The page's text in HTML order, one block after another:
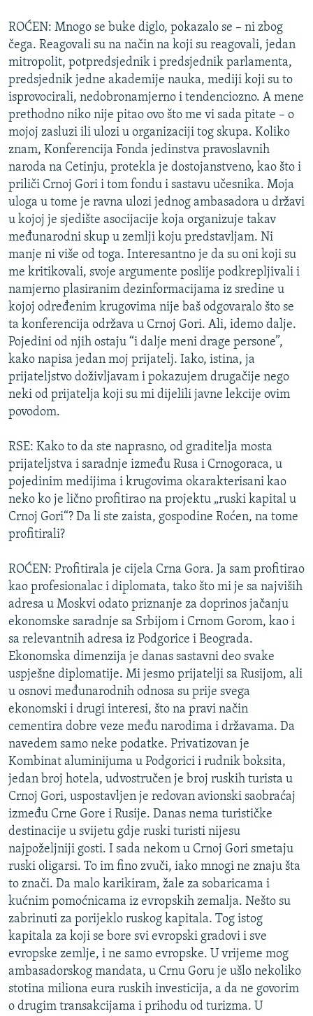
ROĆEN: Mnogo se buke diglo, pokazalo se – ni zbog
čega. Reagovali su na način na koji su reagovali, jedan
mitropolit, potpredsjednik i predsjednik parlamenta,
predsjednik jedne akademije nauka, mediji koji su to
isprovocirali, nedobronamjerno i tendenciozno. A mene
prethodno niko nije pitao ovo što me vi sada pitate – o
mojoj zasluzi ili ulozi u organizaciji tog skupa. Koliko
znam, Konferencija Fonda jedinstva pravoslavnih
naroda na Cetinju, protekla je dostojanstveno, kao što i
priliči Crnoj Gori i tom fondu i sastavu učesnika. Moja
uloga u tome je ravna ulozi jednog ambasadora u državi
u kojoj je sjedište asocijacije koja organizuje takav
međunarodni skup u zemlji koju predstavljam. Ni
manje ni više od toga. Interesantno je da su oni koji su
me kritikovali, svoje argumente poslije podkrepljivali i
namjerno plasiranim dezinformacijama iz sredine u
kojoj određenim krugovima nije baš odgovaralo što se
ta konferencija održava u Crnoj Gori. Ali, idemo dalje.
Pojedini od njih ostaju “i dalje meni drage persone”,
kako napisa jedan moj prijatelj. Iako, istina, ja
prijateljstvo doživljavam i pokazujem drugačije nego
neki od prijatelja koji su mi dijelili javne lekcije ovim
povodom.
RSE: Kako to da ste naprasno, od graditelja mosta
prijateljstva i saradnje između Rusa i Crnogoraca, u
pojedinim medijima i krugovima okarakterisani kao
neko ko je lično profitirao na projektu „ruski kapital u
Crnoj Gori“? Da li ste zaista, gospodine Roćen, na tome
profitirali?
ROĆEN: Profitirala je cijela Crna Gora. Ja sam profitirao
kao profesionalac i diplomata, tako što mi je sa najviših
adresa u Moskvi odato priznanje za doprinos jačanju
ekonomske saradnje sa Srbijom i Crnom Gorom, kao i
sa relevantnih adresa iz Podgorice i Beograda.
Ekonomska dimenzija je danas sastavni deo svake
uspješne diplomatije. Mi jesmo prijatelji sa Rusijom, ali
u osnovi međunarodnih odnosa su prije svega
ekonomski i drugi interesi, što na pravi način
cementira dobre veze među narodima i državama. Da
navedem samo neke podatke. Privatizovan je
Kombinat aluminijuma u Podgorici i rudnik boksita,
jedan broj hotela, udvostručen je broj ruskih turista u
Crnoj Gori, uspostavljen je redovan avionski saobraćaj
između Crne Gore i Rusije. Danas nema turističke
destinacije u svijetu gdje ruski turisti nijesu
najpoželjniji gosti. I sada nekom u Crnoj Gori smetaju
ruski oligarsi. To im fino zvuči, iako mnogi ne znaju šta
to znači. Da malo karikiram, žale za sobaricama i
kućnim pomoćnicama iz evropskih zemalja. Nešto su
zabrinuti za porijeklo ruskog kapitala. Tog istog
kapitala za koji se bore svi evropski gradovi i sve
evropske zemlje, i ne samo evropske. U vrijeme mog
ambasadorskog mandata, u Crnu Goru je ušlo nekoliko
stotina miliona eura ruskih investicija, a da ne govorim
o drugim transakcijama i prihodu od turizma. U